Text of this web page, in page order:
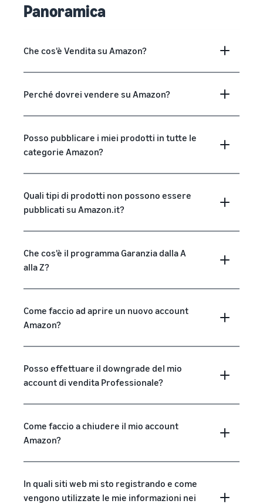
Panoramica
Che cos'è Vendita su Amazon?
Perché dovrei vendere su Amazon?
Posso pubblicare i miei prodotti in tutte le
categorie Amazon?
Quali tipi di prodotti non possono essere
pubblicati su Amazon.it?
Che cos'è il programma Garanzia dalla A
alla Z?
Come faccio ad aprire un nuovo account
Amazon?
Posso effettuare il downgrade del mio
account di vendita Professionale?
Come faccio a chiudere il mio account
Amazon?
In quali siti web mi sto registrando e come
vengono utilizzate le mie informazioni nei